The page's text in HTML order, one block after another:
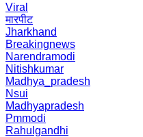
Viral
मारपीट
Jharkhand
Breakingnews
Narendramodi
Nitishkumar
Madhya_pradesh
Nsui
Madhyapradesh
Pmmodi
Rahulgandhi